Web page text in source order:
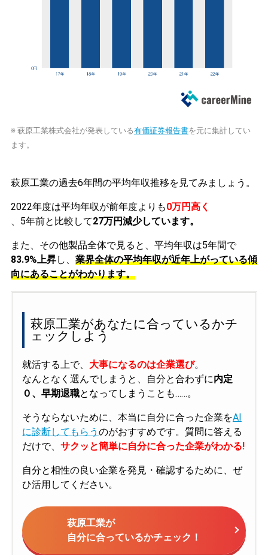
※ 萩原工業株式会社が発表している有価証券報告書を元に集計してい
ます。
萩原工業の過去6年間の平均年収推移を見てみましょう。
2022年度は平均年収が前年度よりも0万円高く
、5年前と比較して27万円減少しています。
また、その他製品全体で見ると、平均年収は5年間で
83.9%上昇し、 業界全体の平均年収が近年上がっている傾
向にあることがわかります。
萩原工業があなたに合っているかチ
ェックしよう
就活する上で、 大事になるのは企業選び。
なんとなく選んでしまうと、自分と合わずに内定
０、早期退職となってしまうことも……。
そうならないために、本当に自分に合った企業をAI
に診断してもらう のがおすすめです。質問に答える
だけで、 サクッと簡単に自分に合った企業がわかる!
自分と相性の良い企業を発見・確認するために、ぜ
ひ活用してください。
萩原工業が
自分に合っているかチェック！